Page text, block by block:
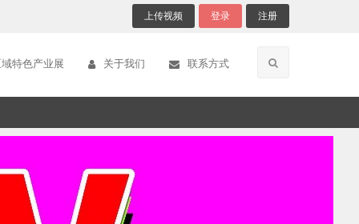
上传视频 登录 注册
特色产业展 关于我们 联系方式